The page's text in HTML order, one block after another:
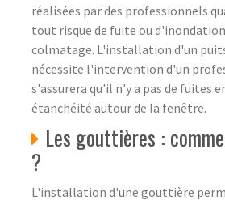
réalisées par des professionnels
tout risque de fuite ou d'inondation
colmatage. L'installation d'un
nécessite l'intervention d'un
s'assurera qu'il n'y a pas de fuites
étanchéité autour de la fenêtre.
Les gouttières :
?
L'installation d'une gouttière